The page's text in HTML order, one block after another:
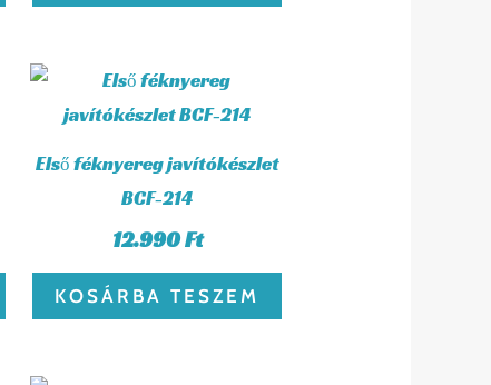
Első féknyereg javítókészlet
BCF-214
12.990Ft
KOSÁRBA TESZEM